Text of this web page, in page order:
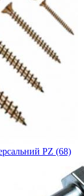
PZ (68)